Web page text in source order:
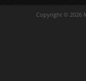
Copyright © 2026